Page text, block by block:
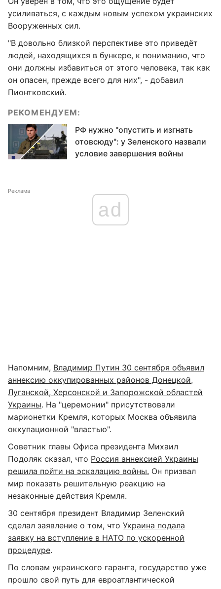
усиливаться, с каждым новым успехом украинских
Вооруженных сил.
"В довольно близкой перспективе это приведёт
людей, находящихся в бункере, к пониманию, что
они должны избавиться от этого человека, так как
он опасен, прежде всего для них", - добавил
Пионтковский.
РЕКОМЕНДУЕМ:
РФ нужно "опустить и изгнать
отовсюду": у Зеленского назвали
условие завершения войны
Реклама
ad
Напомним, Владимир Путин 30 сентября объявил
аннексию оккупированных районов Донецкой,
Луганской, Херсонской и Запорожской областей
Украины. На "церемонии" присутствовали
марионетки Кремля, которых Москва объявила
оккупационной "властью".
Советник главы Офиса президента Михаил
Подоляк сказал, что Россия аннексией Украины
решила пойти на эскалацию войны. Он призвал
мир показать решительную реакцию на
незаконные действия Кремля.
30 сентября президент Владимир Зеленский
сделал заявление о том, что Украина подала
заявку на вступление в НАТО по ускоренной
процедуре.
По словам украинского гаранта, государство уже
прошло свой путь для евроатлантической